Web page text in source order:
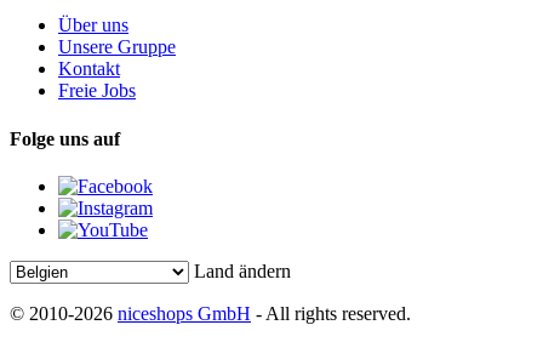
Über uns
Unsere Gruppe
Kontakt
Freie Jobs
Folge uns auf
Land ändern
© 2010-2026 niceshops GmbH - All rights reserved.